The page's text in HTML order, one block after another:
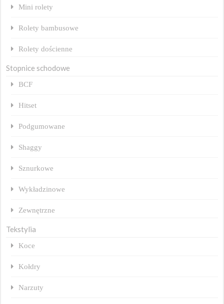
Mini rolety
Rolety bambusowe
Rolety dościenne
Stopnice schodowe
BCF
Hitset
Podgumowane
Shaggy
Sznurkowe
Wykładzinowe
Zewnętrzne
Tekstylia
Koce
Kołdry
Narzuty